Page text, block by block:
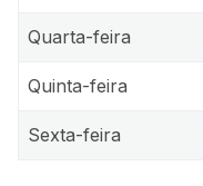
Quarta-feira
Quinta-feira
Sexta-feira